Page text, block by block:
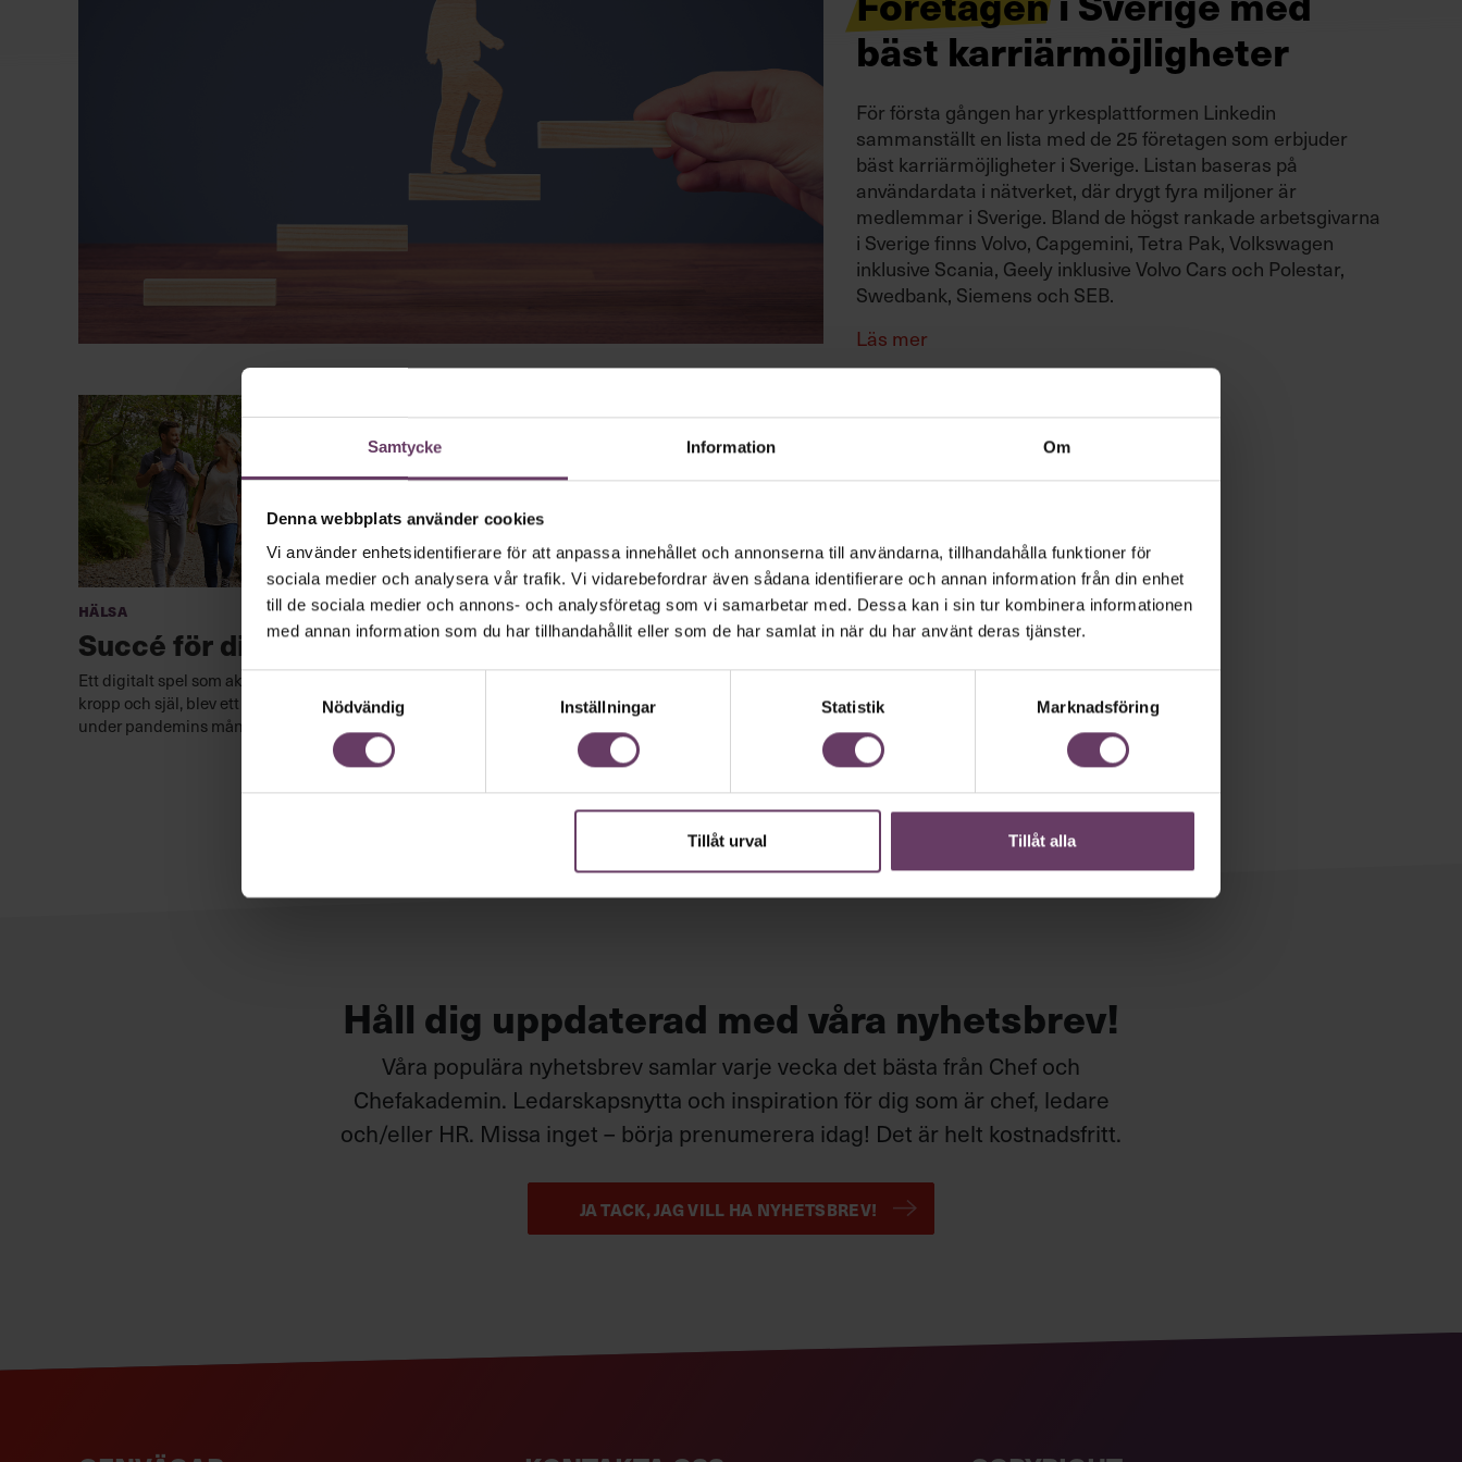
Samtycke Information Om
Denna webbplats använder cookies
Vi använder enhetsidentifierare för att anpassa innehållet och annonserna till användarna, tillhandahålla funktioner för
sociala medier och analysera vår trafik. Vi vidarebefordrar även sådana identifierare och annan information från din enhet
till de sociala medier och annons- och analysföretag som vi samarbetar med. Dessa kan i sin tur kombinera informationen
med annan information som du har tillhandahållit eller som de har samlat in när du har använt deras tjänster.
Samtyckesval
Nödvändig
Inställningar Statistik Marknadsföring
Tillåt urval Tillåt alla
bäst karriärmöjligheter
För första gången har yrkesplattformen Linkedin
sammanställt en lista med de 25 företagen som erbjuder
bäst karriärmöjligheter i Sverige. Listan baseras på
användardata i nätverket, där drygt fyra miljoner är
medlemmar i Sverige. Bland de högst rankade arbetsgivarna
i Sverige finns Volvo, Capgemini, Tetra Pak, Volkswagen
inklusive Scania, Geely inklusive Volvo Cars och Polestar,
Swedbank, Siemens och SEB.
Läs mer
Hälsa
Succé för digital friskvård
Ett digitalt spel som aktiverar medarbetarna, både till
kropp och själ, blev ett lyckat sätt att bryta isoleringen
under pandemins många månader av distansarbete.
Håll dig uppdaterad med våra nyhetsbrev!
Våra populära nyhetsbrev samlar varje vecka det bästa från Chef och
Chefakademin. Ledarskapsnytta och inspiration för dig som är chef, ledare
och/eller HR. Missa inget – börja prenumerera idag! Det är helt kostnadsfritt.
JA TACK, JAG VILL HA NYHETSBREV!